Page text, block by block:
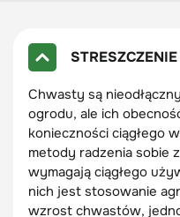
Chwasty są
ogrodu, ale ich
konieczności ciągłego
metody radzenia sobie
wymagają ciągłego
nich jest stosowanie
wzrost chwastów,